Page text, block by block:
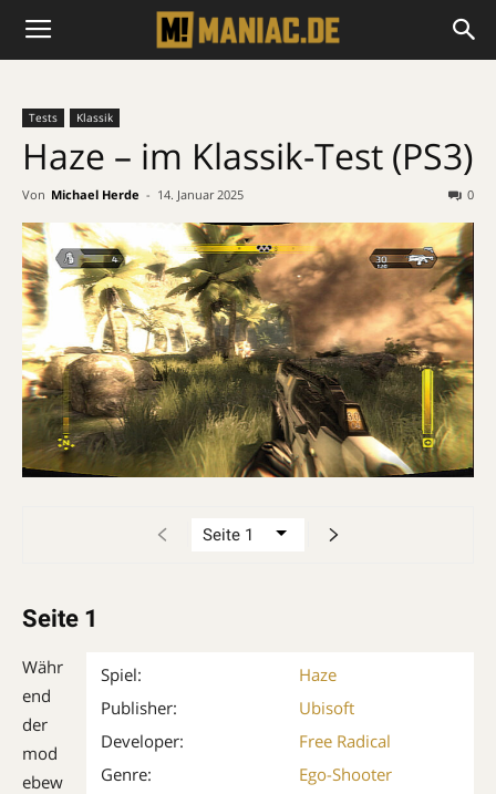
Tests Klassik
Haze – im Klassik-Test (PS3)
Von Michael Herde - 14. Januar 2025 0
Seite 1
Spiel:
Haze
Publisher:
Ubisoft
Developer:
Free Radical
Genre:
Ego-Shooter
Währ
end
der
mod
ebew